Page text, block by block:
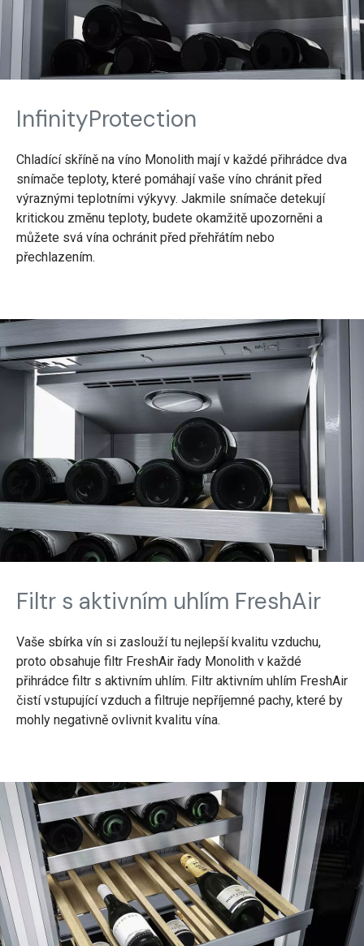
InfinityProtection
Chladící skříně na víno Monolith mají v každé přihrádce dva
snímače teploty, které pomáhají vaše víno chránit před
výraznými teplotními výkyvy. Jakmile snímače detekují
kritickou změnu teploty, budete okamžitě upozorněni a
můžete svá vína ochránit před přehřátím nebo
přechlazením.
Filtr s aktivním uhlím FreshAir
Vaše sbírka vín si zaslouží tu nejlepší kvalitu vzduchu,
proto obsahuje filtr FreshAir řady Monolith v každé
přihrádce filtr s aktivním uhlím. Filtr aktivním uhlím FreshAir
čistí vstupující vzduch a filtruje nepříjemné pachy, které by
mohly negativně ovlivnit kvalitu vína.